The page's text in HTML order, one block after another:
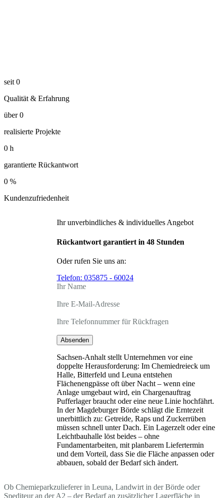
seit 0
Qualität & Erfahrung
über 0
realisierte Projekte
0 h
garantierte Rückantwort
0 %
Kundenzufriedenheit
Ihr unverbindliches & individuelles Angebot
Rückantwort garantiert in 48 Stunden
Oder rufen Sie uns an:
Telefon: 035875 - 60024
Ihr Name
Ihre E-Mail-Adresse
Ihre Telefonnummer für Rückfragen
Absenden
Sachsen-Anhalt stellt Unternehmen vor eine
doppelte Herausforderung: Im Chemiedreieck um
Halle, Bitterfeld und Leuna entstehen
Flächenengpässe oft über Nacht – wenn eine
Anlage umgebaut wird, ein Chargenauftrag
Pufferlager braucht oder eine neue Linie hochfährt.
In der Magdeburger Börde schlägt die Erntezeit
unerbittlich zu: Getreide, Raps und Zuckerrüben
müssen schnell unter Dach. Ein Lagerzelt oder eine
Leichtbauhalle löst beides – ohne
Fundamentarbeiten, mit planbarem Liefertermin
und dem Vorteil, dass Sie die Fläche anpassen oder
abbauen, sobald der Bedarf sich ändert.
Ob Chemieparkzulieferer in Leuna, Landwirt in der Börde oder
Spediteur an der A2 – der Bedarf an zusätzlicher Lagerfläche in